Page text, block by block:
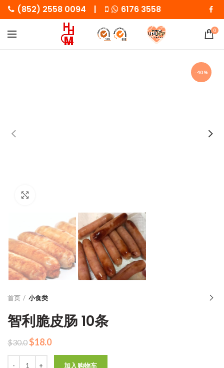
(852) 2558 0094 | 6176 3558
0
-40%
首页 小食类
智利脆皮肠 10条
$30.0 原
为：
$18.0当
加入购物车